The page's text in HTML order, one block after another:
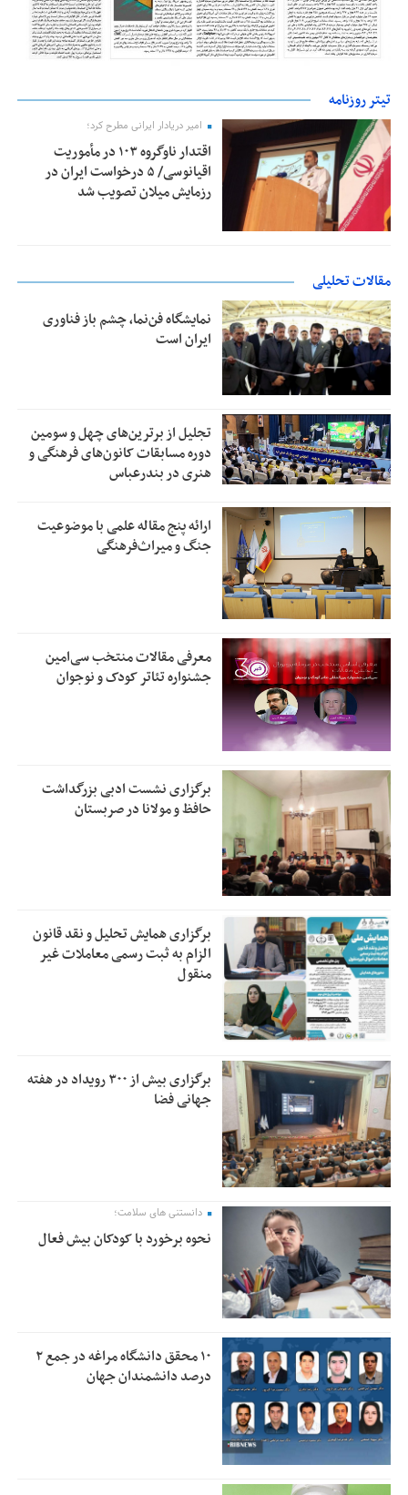
تیتر روزنامه
امیر دریادار ایرانی مطرح کرد؛
اقتدار ناوگروه ۱۰۳ در مأموریت‌
اقیانوسی/ ۵ درخواست ایران در
رزمایش میلان تصویب شد
مقالات تحلیلی
نمایشگاه فن‌نما، چشم باز فناوری
ایران است
تجلیل از بر‌ترین‌های چهل و سومین
دوره مسابقات کانون‌های فرهنگی و
هنری در بندرعباس
ارائه پنج مقاله علمی با موضوعیت
جنگ و میراث‌فرهنگی
معرفی مقالات منتخب سی‌امین
جشنواره تئاتر کودک و نوجوان
برگزاری نشست ادبی بزرگداشت
حافظ و مولانا در صربستان
برگزاری همایش تحلیل و نقد قانون
الزام به ثبت رسمی معاملات غیر
منقول
برگزاری بیش از ۳۰۰ رویداد در هفته
جهانی فضا
دانستنی های سلامت؛
نحوه برخورد با کودکان بیش فعال
۱۰ محقق دانشگاه مراغه در جمع ۲
درصد دانشمندان جهان